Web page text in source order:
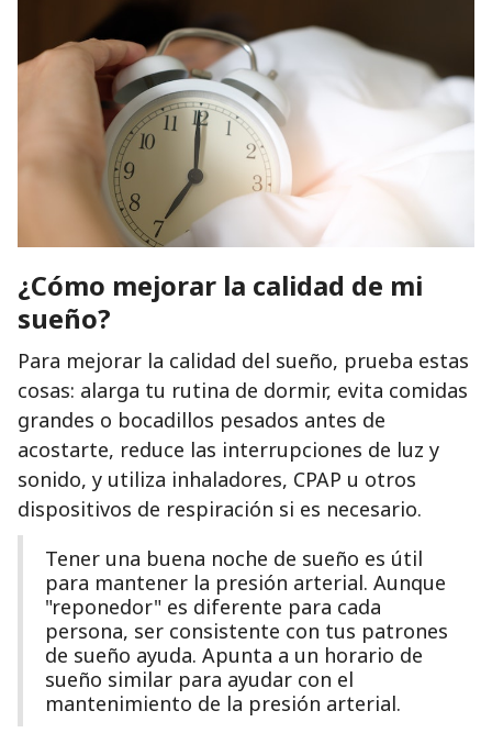
¿Cómo mejorar la calidad de mi
sueño?
Para mejorar la calidad del sueño, prueba estas
cosas: alarga tu rutina de dormir, evita comidas
grandes o bocadillos pesados antes de
acostarte, reduce las interrupciones de luz y
sonido, y utiliza inhaladores, CPAP u otros
dispositivos de respiración si es necesario.
Tener una buena noche de sueño es útil
para mantener la presión arterial. Aunque
"reponedor" es diferente para cada
persona, ser consistente con tus patrones
de sueño ayuda. Apunta a un horario de
sueño similar para ayudar con el
mantenimiento de la presión arterial.